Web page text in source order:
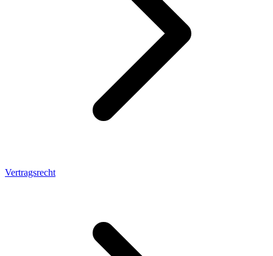
Vertragsrecht